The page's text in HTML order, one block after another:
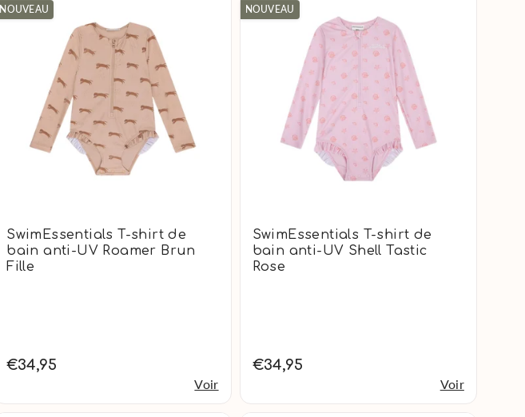
NOUVEAU
SwimEssentials T-shirt de
bain anti-UV Roamer Brun
Fille
€34,95
Voir
NOUVEAU
SwimEssentials T-shirt de
bain anti-UV Shell Tastic
Rose
€34,95
Voir